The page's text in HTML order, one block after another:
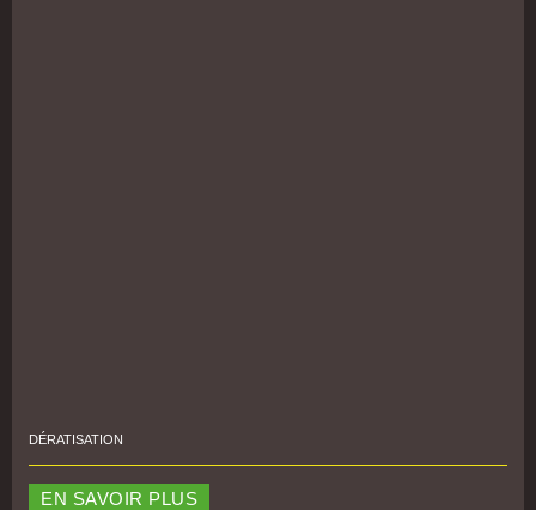
DÉRATISATION
EN SAVOIR PLUS